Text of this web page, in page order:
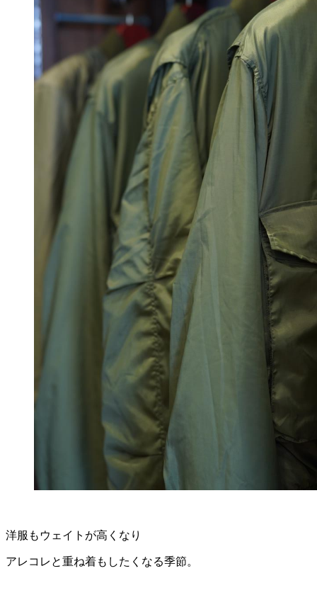
洋服もウェイトが高くなり
アレコレと重ね着もしたくなる季節。